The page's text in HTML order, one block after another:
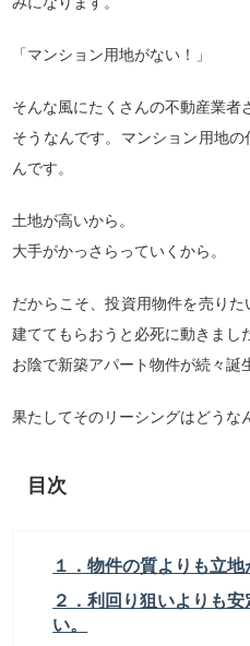
「マンション用地がない！」
そんな風にたくさんの不動産業者
そうなんです。マンション用地
んです。
土地が高いから。
大手がかっさらっていくから。
だからこそ、投資用物件を売り
建ててもらおうと必死に動きまし
お陰で新築アパート物件が続々誕
果たしてそのリーシングはどうな
目次
１．物件の質よりも立地
２．利回り狙いよりも
い。